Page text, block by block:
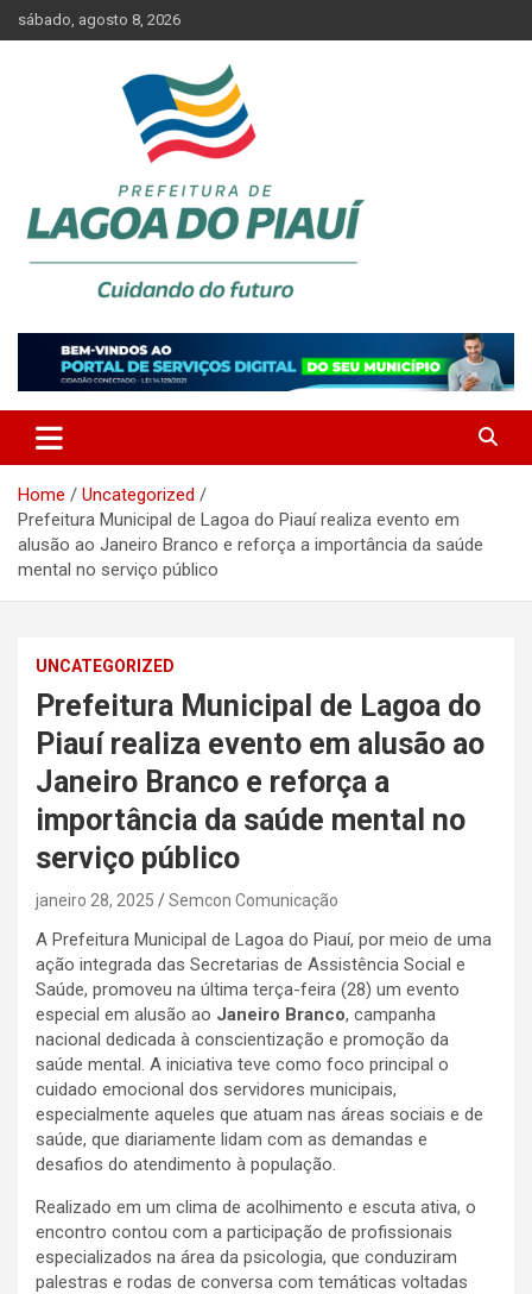
Skip
to
sábado, agosto 8, 2026
PREFEITURA DE LAGOA DO
PIAUÍ
Home
Uncategorized
Prefeitura Municipal de Lagoa do Piauí realiza evento em
alusão ao Janeiro Branco e reforça a importância da saúde
mental no serviço público
UNCATEGORIZED
Prefeitura Municipal de Lagoa do
Piauí realiza evento em alusão ao
Janeiro Branco e reforça a
importância da saúde mental no
serviço público
janeiro 28, 2025 Semcon Comunicação
A Prefeitura Municipal de Lagoa do Piauí, por meio de uma
ação integrada das Secretarias de Assistência Social e
Saúde, promoveu na última terça-feira (28) um evento
especial em alusão ao Janeiro Branco, campanha
nacional dedicada à conscientização e promoção da
saúde mental. A iniciativa teve como foco principal o
cuidado emocional dos servidores municipais,
especialmente aqueles que atuam nas áreas sociais e de
saúde, que diariamente lidam com as demandas e
desafios do atendimento à população.
Realizado em um clima de acolhimento e escuta ativa, o
encontro contou com a participação de profissionais
especializados na área da psicologia, que conduziram
palestras e rodas de conversa com temáticas voltadas